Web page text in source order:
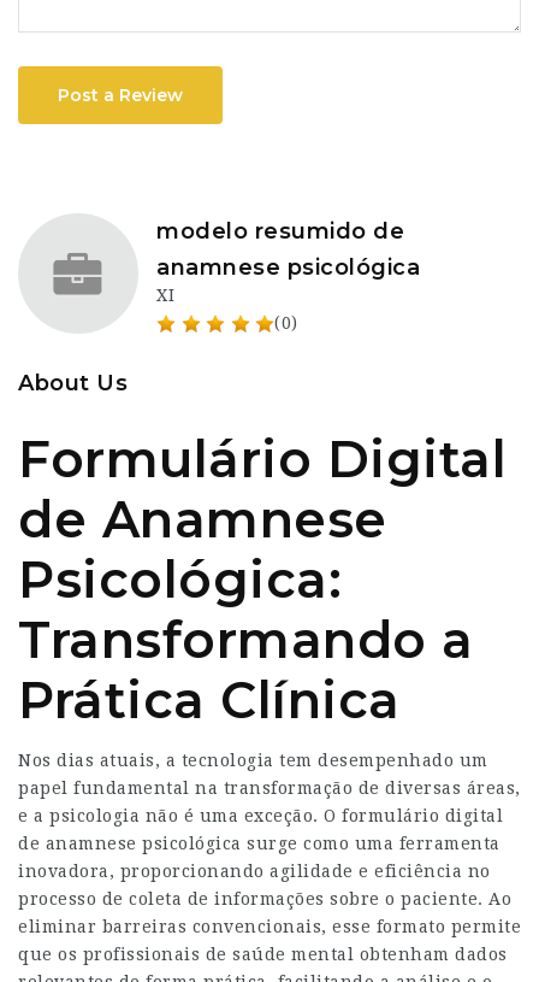
Post a Review
modelo resumido de
anamnese psicológica
XI
(0)
About Us
Formulário Digital
de Anamnese
Psicológica:
Transformando a
Prática Clínica
Nos dias atuais, a tecnologia tem desempenhado um
papel fundamental na transformação de diversas áreas,
e a psicologia não é uma exceção. O formulário digital
de anamnese psicológica surge como uma ferramenta
inovadora, proporcionando agilidade e eficiência no
processo de coleta de informações sobre o paciente. Ao
eliminar barreiras convencionais, esse formato permite
que os profissionais de saúde mental obtenham dados